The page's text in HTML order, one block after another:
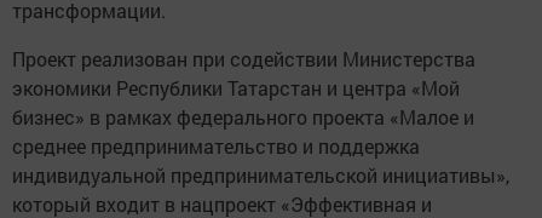
трансформации.
Проект реализован при содействии Министерства
экономики Республики Татарстан и центра «Мой
бизнес» в рамках федерального проекта «Малое и
среднее предпринимательство и поддержка
индивидуальной предпринимательской инициативы»,
который входит в нацпроект «Эффективная и